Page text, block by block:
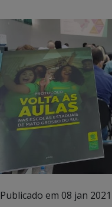
Publicado em 08 jan 2021